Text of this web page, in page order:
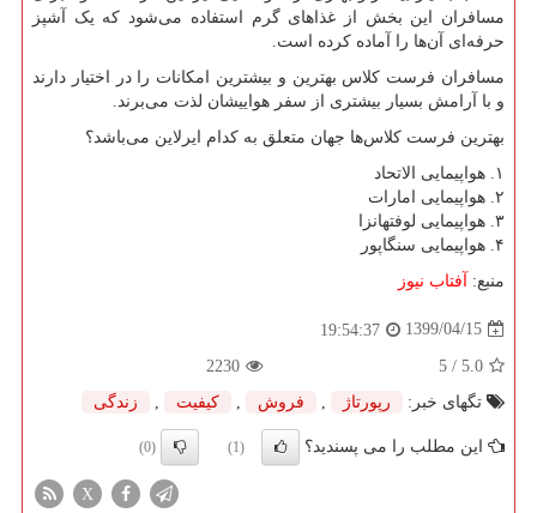
مسافران این بخش از غذا‌های گرم استفاده می‌شود که یک آشپز
حرفه‌ای آن‌ها را آماده کرده است.
مسافران فرست کلاس بهترین و بیشترین امکانات را در اختیار دارند
و با آرامش بسیار بیشتری از سفر هواییشان لذت می‌برند.
بهترین فرست کلاس‌ها جهان متعلق به کدام ایرلاین می‌باشد؟
۱. هواپیمایی الاتحاد
۲. هواپیمایی امارات
۳. هواپیمایی لوفتهانزا
۴. هواپیمایی سنگاپور
منبع:
آفتاب نیوز
1399/04/15
19:54:37
5.0
/ 5
2230
تگهای خبر:
رپورتاژ فروش كیفیت زندگی
این مطلب را می پسندید؟ (1)
(0)
X